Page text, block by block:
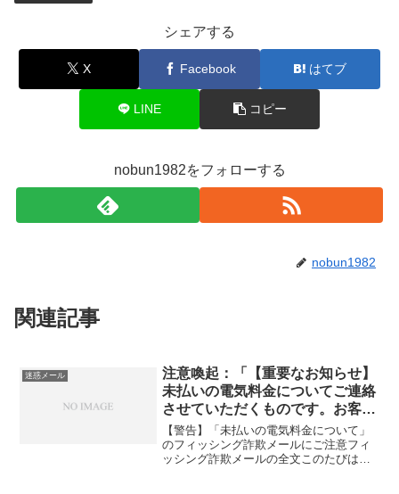
シェアする
X Facebook はてブ
LINE コピー
nobun1982をフォローする
nobun1982
関連記事
迷惑メール
注意喚起：「【重要なお知らせ】
未払いの電気料金についてご連絡
させていただくものです。お客様
のお支払い方法が承認されませ
ん」のフィッシング詐欺にご注意
【警告】「未払いの電気料金について」
のフィッシング詐欺メールにご注意フィ
ッシング詐欺メールの全文このたびは、